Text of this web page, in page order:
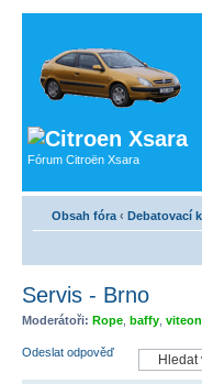
Fórum Citroën Xsara
Obsah fóra ‹ Debatovací
Servis - Brno
Moderátoři: Rope baffy viteon
Odeslat odpověď